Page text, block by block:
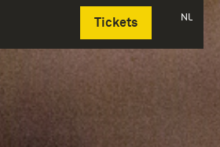
Tickets NL
Deutsch